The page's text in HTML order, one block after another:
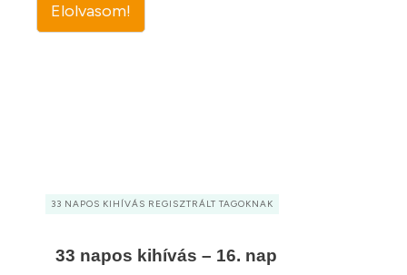
Elolvasom!
33 NAPOS KIHÍVÁS REGISZTRÁLT TAGOKNAK
33 napos kihívás – 16. nap